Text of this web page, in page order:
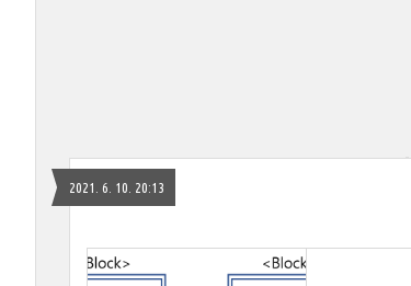
2021. 6. 10. 20:13